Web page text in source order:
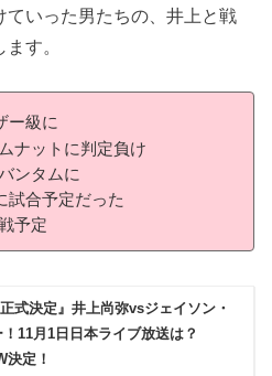
いった男たちの、井上と戦
す。
ー級に
ナットに判定負け
ンタムに
試合予定だった
予定
正式決定』井上尚弥vsジェイソン・
11月1日日本ライブ放送は？
決定！